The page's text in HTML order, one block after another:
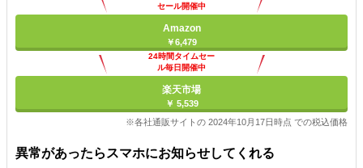
セール開催中
Amazon
￥6,479
24時間タイムセー
ル毎日開催中
楽天市場
￥ 5,539
※各社通販サイトの 2024年10月17日時点 での税込価格
異常があったらスマホにお知らせしてくれる